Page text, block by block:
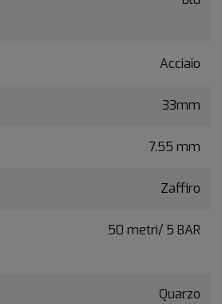
Acciaio
33mm
7.55 mm
Zaffiro
50 metri/ 5 BAR
Quarzo